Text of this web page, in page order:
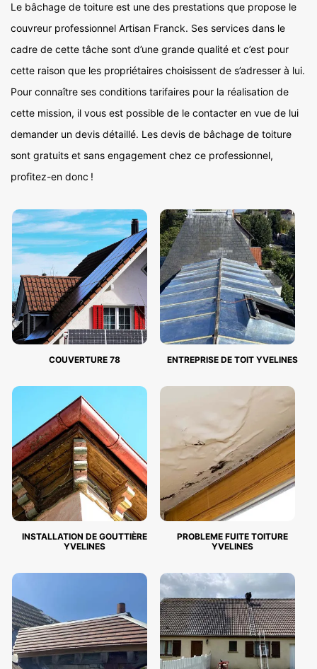
Le bâchage de toiture est une des prestations que propose le
couvreur professionnel Artisan Franck. Ses services dans le
cadre de cette tâche sont d’une grande qualité et c’est pour
cette raison que les propriétaires choisissent de s’adresser à lui.
Pour connaître ses conditions tarifaires pour la réalisation de
cette mission, il vous est possible de le contacter en vue de lui
demander un devis détaillé. Les devis de bâchage de toiture
sont gratuits et sans engagement chez ce professionnel,
profitez-en donc !
COUVERTURE 78 ENTREPRISE DE TOIT YVELINES
INSTALLATION DE GOUTTIÈRE
YVELINES
PROBLEME FUITE TOITURE
YVELINES